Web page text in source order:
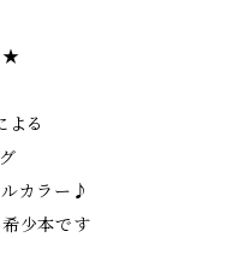
よる
カラー♪
少本です